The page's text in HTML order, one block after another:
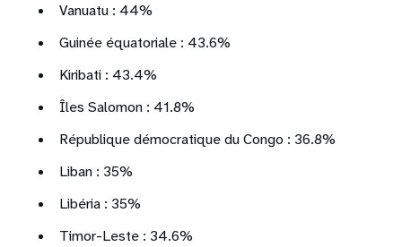
Vanuatu : 44%
Guinée équatoriale : 43.6%
Kiribati : 43.4%
Îles Salomon : 41.8%
République démocratique du Congo : 36.8%
Liban : 35%
Libéria : 35%
Timor-Leste : 34.6%